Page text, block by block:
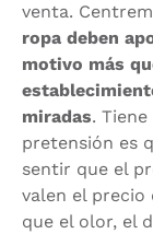
venta.
ropa deben
motivo más
miradas.
pretensión es
sentir que el
valen el precio
que el olor, el